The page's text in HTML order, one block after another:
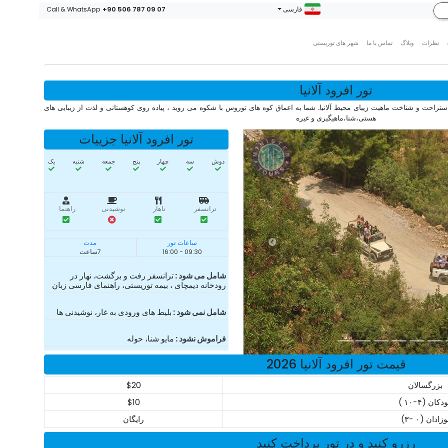
نظرات وبلاگ تماس با ما شهر های توریستی
فارسی Call & WhatsApp +90 506 787 09 07
تور افرود آلانیا
و شناخت ماهیت زیبای محیط آلانیا. شما به اعماق کوه های توروس با شکوه می روید ، پیاده روی کوهستانی و لذت از زیبایی های
هستی،شنا،ماهیگیری و غیره
تور افرود آلانیا جزییات
دوش سه‌ چهار پنج جمعه شنبه یک
ترانسفر ناهار نوشیدنی راهنما
ساعات تور
09:30 - 16:00
مدت
7ساعت
شامل می شود ترانسفر رفت و برگشت، نهار در
رودخانه دیمچای ، بیمه توریستی، راهنمای فارسی زبان
شامل نمی شود بلیط های ورودی به غار، نوشیدنی ها
فراموش نشود مایو شنا، حوله
قیمت تور افرود آلانیا 2026
بزرگسالان
$20
(۴-۱۰ )
$10
(۰ -۳)
رایگان
رزرو کنید و در تور پرداخت کنید